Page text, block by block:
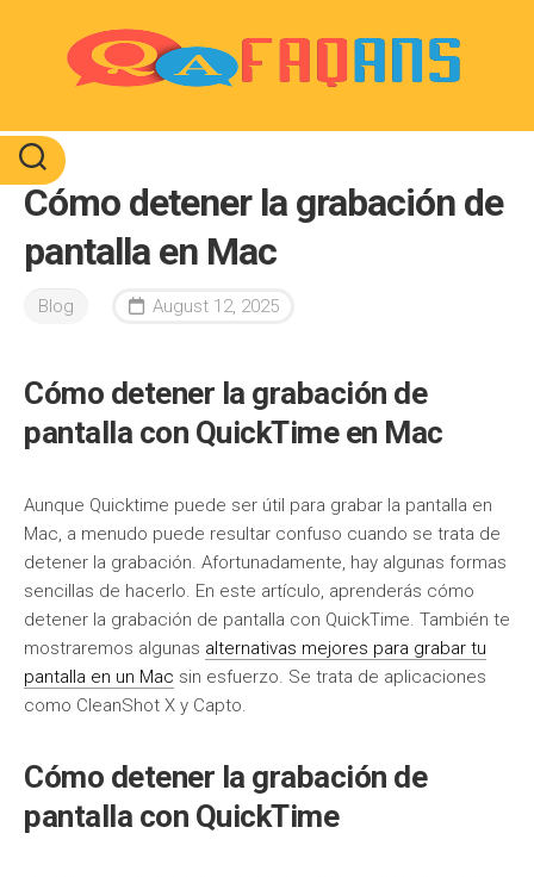
Cómo detener la grabación de
pantalla en Mac
Blog August 12, 2025
Cómo detener la grabación de
pantalla con QuickTime en Mac
Aunque Quicktime puede ser útil para grabar la pantalla en
Mac, a menudo puede resultar confuso cuando se trata de
detener la grabación. Afortunadamente, hay algunas formas
sencillas de hacerlo. En este artículo, aprenderás cómo
detener la grabación de pantalla con QuickTime. También te
mostraremos algunas alternativas mejores para grabar tu
pantalla en un Mac sin esfuerzo. Se trata de aplicaciones
como CleanShot X y Capto.
Cómo detener la grabación de
pantalla con QuickTime